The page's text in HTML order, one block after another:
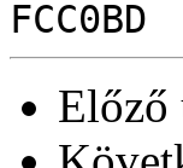
Előző